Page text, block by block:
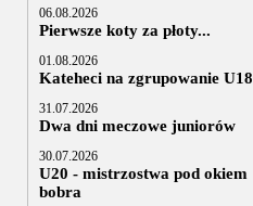
06.08.2026
Pierwsze koty za płoty...
01.08.2026
Kateheci na zgrupowanie U18
31.07.2026
Dwa dni meczowe juniorów
30.07.2026
U20 - mistrzostwa pod okiem
bobra